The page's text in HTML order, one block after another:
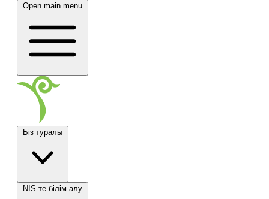
Open main menu
Біз туралы
NIS-те білім алу